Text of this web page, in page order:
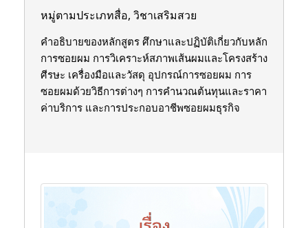
หมู่ตามประเภทสื่อ, วิชาเสริมสวย
คำอธิบายของหลักสูตร ศึกษาและปฏิบัติเกี่ยวกับหลัก
การซอยผม การวิเคราะห์สภาพเส้นผมและโครงสร้าง
ศีรษะ เครื่องมือและวัสดุ อุปกรณ์การซอยผม การ
ซอยผมด้วยวิธีการต่างๆ การคำนวณต้นทุนและราคา
ค่าบริการ และการประกอบอาชีพซอยผมธุรกิจ